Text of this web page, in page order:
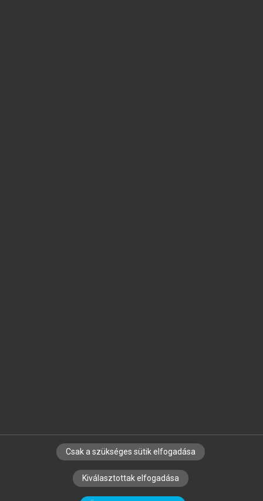
SZERZŐKNEK CÉGEKNEK KÖNYVTÁROSOKNAK
SZERKESZTÉSI ÉS LEKTORÁLÁSI ALAPELVEK
Csak a szükséges sütik elfogadása
Kiválasztottak elfogadása